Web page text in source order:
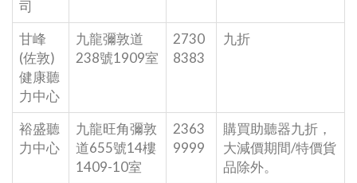
司
甘峰
(佐敦)
健康聽
力中心
九龍彌敦道
238號1909室
2730
8383
九折
裕盛聽
力中心
九龍旺角彌敦
道655號14樓
1409-10室
2363
9999
購買助聽器九折，
大減價期間/特價貨
品除外。